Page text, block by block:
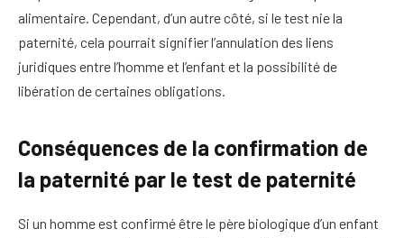
alimentaire. Cependant, d’un autre côté, si le test nie la
paternité, cela pourrait signifier l’annulation des liens
juridiques entre l’homme et l’enfant et la possibilité de
libération de certaines obligations.
Conséquences de la confirmation de
la paternité par le test de paternité
Si un homme est confirmé être le père biologique d’un enfant